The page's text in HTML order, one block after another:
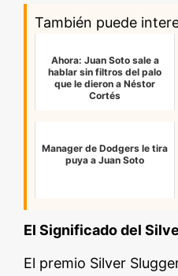
También puede
Ahora: Juan Soto sale a
hablar sin filtros del palo
que le dieron a Néstor
Cortés
Manager de Dodgers le tira
puya a Juan Soto
El Significado del
El premio Silver